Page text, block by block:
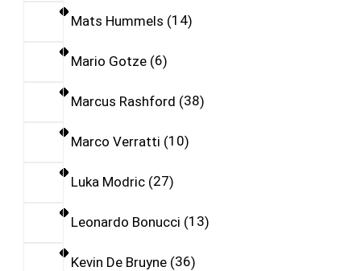
Mats Hummels 14
Mario Gotze 6
Marcus Rashford 38
Marco Verratti 10
Luka Modric 27
Leonardo Bonucci 13
Kevin De Bruyne 36